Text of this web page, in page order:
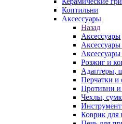
Коптильни
Аксессуары
Назад
Аксессуары
Розжиг и
Адаптеры,
Перчатки и
Противни и
Чехлы,
Коврик для